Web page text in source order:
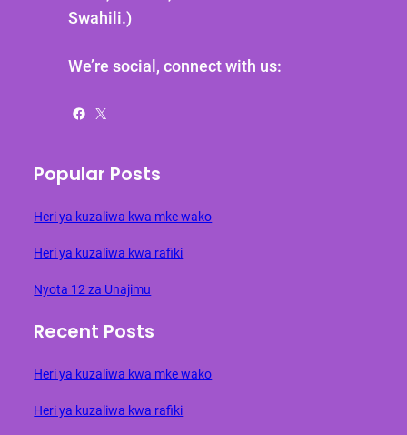
Swahili.)
We’re social, connect with us:
Facebook X
Popular Posts
Heri ya kuzaliwa kwa mke wako
Heri ya kuzaliwa kwa rafiki
Nyota 12 za Unajimu
Recent Posts
Heri ya kuzaliwa kwa mke wako
Heri ya kuzaliwa kwa rafiki